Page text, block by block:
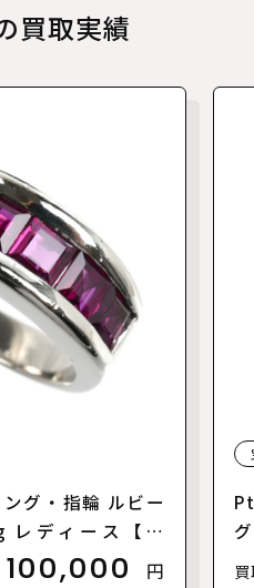
買取実績
グ・指輪 ルビー
レディース【中
100,000 円